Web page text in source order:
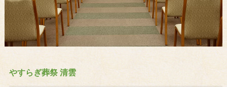
やすらぎ葬祭 清雲